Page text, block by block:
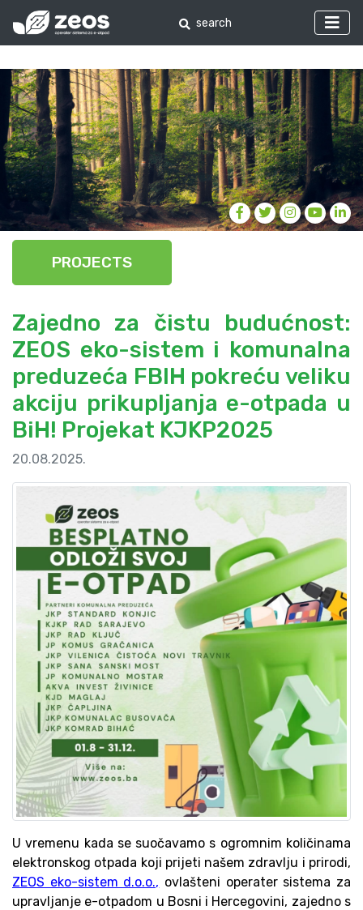
PROJECTS
Zajedno za čistu budućnost:
ZEOS eko-sistem i komunalna
preduzeća FBIH pokreću veliku
akciju prikupljanja e-otpada u
BiH! Projekat KJKP2025
20.08.2025.
U vremenu kada se suočavamo s ogromnim količinama
elektronskog otpada koji prijeti našem zdravlju i prirodi,
ZEOS eko-sistem d.o.o., ovlašteni operater sistema za
upravljanje e-otpadom u Bosni i Hercegovini, zajedno s